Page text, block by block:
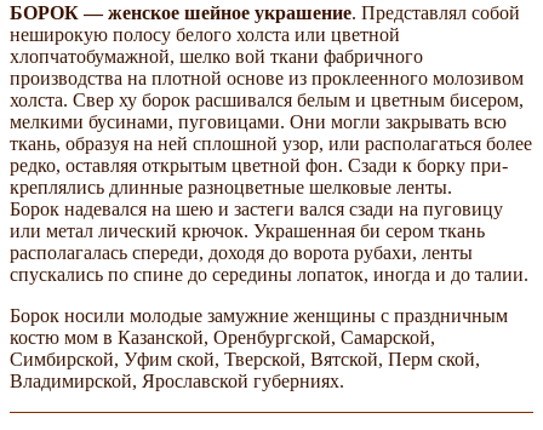
БОРОК — женское шейное украшение. Представлял собой
неширокую полосу белого холста или цветной
хлопчатобумажной, шелко­ вой ткани фабричного
производства на плотной основе из проклеенного молозивом
холста. Свер­ ху борок расшивался белым и цветным бисером,
мелкими бусинами, пуговицами. Они могли закрывать всю
ткань, образуя на ней сплошной узор, или располагаться более
редко, оставляя открытым цветной фон. Сзади к борку при­
креплялись длинные разноцветные шелковые ленты.
Борок надевался на шею и застеги­ вался сзади на пуговицу
или метал­ лический крючок. Украшенная би­ сером ткань
располагалась спереди, доходя до ворота рубахи, ленты
спускались по спине до середины лопаток, иногда и до талии.
Борок носили молодые замужние женщины с праздничным
костю­ мом в Казанской, Оренбургской, Самарской,
Симбирской, Уфим­ ской, Тверской, Вятской, Перм­ ской,
Владимирской, Ярославской губерниях.